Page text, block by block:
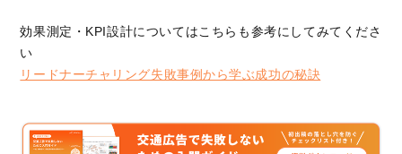
効果測定・KPI設計についてはこちらも参考にしてみてくださ
い
リードナーチャリング失敗事例から学ぶ成功の秘訣